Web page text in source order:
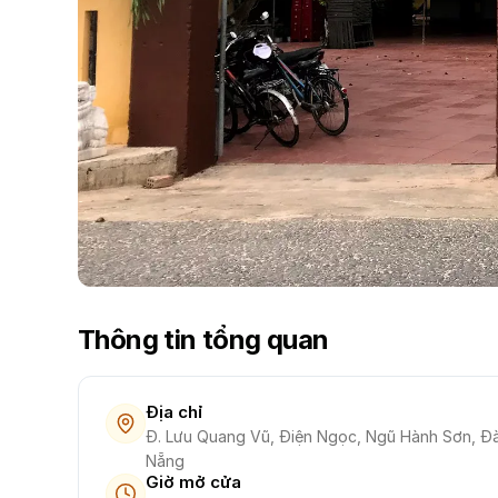
Thông tin tổng quan
Địa chỉ
Đ. Lưu Quang Vũ, Điện Ngọc, Ngũ Hành Sơn,
Nẵng
Giờ mở cửa